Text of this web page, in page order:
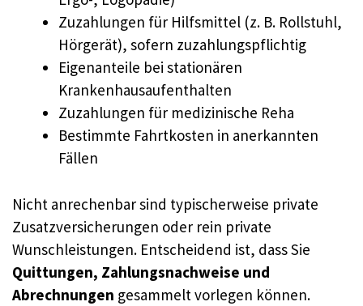
Zuzahlungen für Hilfsmittel (z. B. Rollstuhl,
Hörgerät), sofern zuzahlungspflichtig
Eigenanteile bei stationären
Krankenhausaufenthalten
Zuzahlungen für medizinische Reha
Bestimmte Fahrtkosten in anerkannten
Fällen
Nicht anrechenbar sind typischerweise private
Zusatzversicherungen oder rein private
Wunschleistungen. Entscheidend ist, dass Sie
Quittungen, Zahlungsnachweise und
Abrechnungen gesammelt vorlegen können.